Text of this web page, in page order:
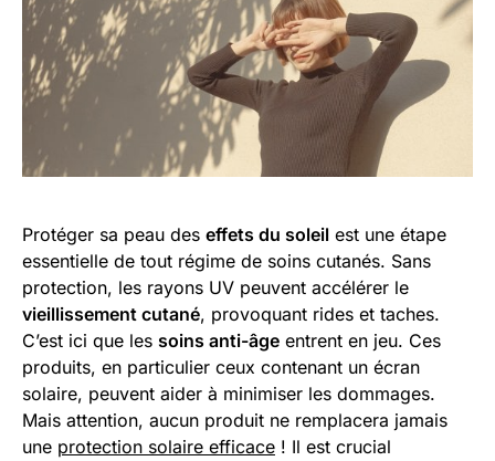
Protéger sa peau des effets du soleil est une étape
essentielle de tout régime de soins cutanés. Sans
protection, les rayons UV peuvent accélérer le
vieillissement cutané, provoquant rides et taches.
C’est ici que les soins anti-âge entrent en jeu. Ces
produits, en particulier ceux contenant un écran
solaire, peuvent aider à minimiser les dommages.
Mais attention, aucun produit ne remplacera jamais
une protection solaire efficace ! Il est crucial